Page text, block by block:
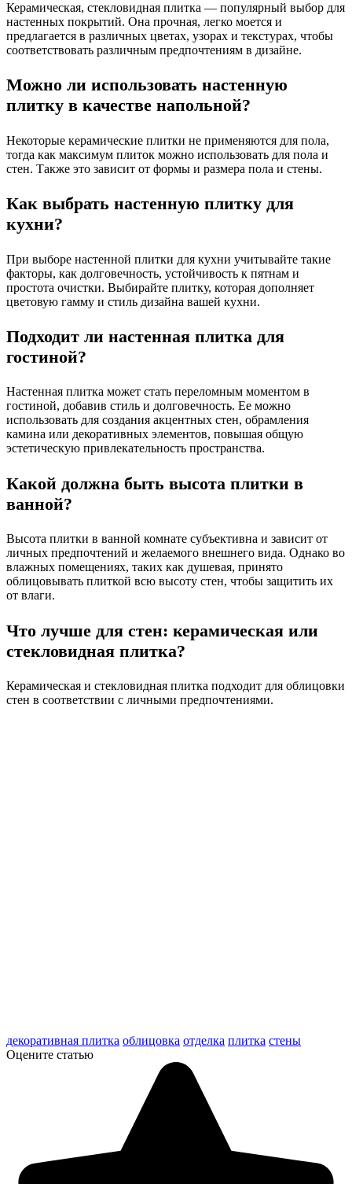
Керамическая, стекловидная плитка — популярный выбор для
настенных покрытий. Она прочная, легко моется и
предлагается в различных цветах, узорах и текстурах, чтобы
соответствовать различным предпочтениям в дизайне.
Можно ли использовать настенную
плитку в качестве напольной?
Некоторые керамические плитки не применяются для пола,
тогда как максимум плиток можно использовать для пола и
стен. Также это зависит от формы и размера пола и стены.
Как выбрать настенную плитку для
кухни?
При выборе настенной плитки для кухни учитывайте такие
факторы, как долговечность, устойчивость к пятнам и
простота очистки. Выбирайте плитку, которая дополняет
цветовую гамму и стиль дизайна вашей кухни.
Подходит ли настенная плитка для
гостиной?
Настенная плитка может стать переломным моментом в
гостиной, добавив стиль и долговечность. Ее можно
использовать для создания акцентных стен, обрамления
камина или декоративных элементов, повышая общую
эстетическую привлекательность пространства.
Какой должна быть высота плитки в
ванной?
Высота плитки в ванной комнате субъективна и зависит от
личных предпочтений и желаемого внешнего вида. Однако во
влажных помещениях, таких как душевая, принято
облицовывать плиткой всю высоту стен, чтобы защитить их
от влаги.
Что лучше для стен: керамическая или
стекловидная плитка?
Керамическая и стекловидная плитка подходит для облицовки
стен в соответствии с личными предпочтениями.
декоративная плитка облицовка отделка плитка стены
Оцените статью